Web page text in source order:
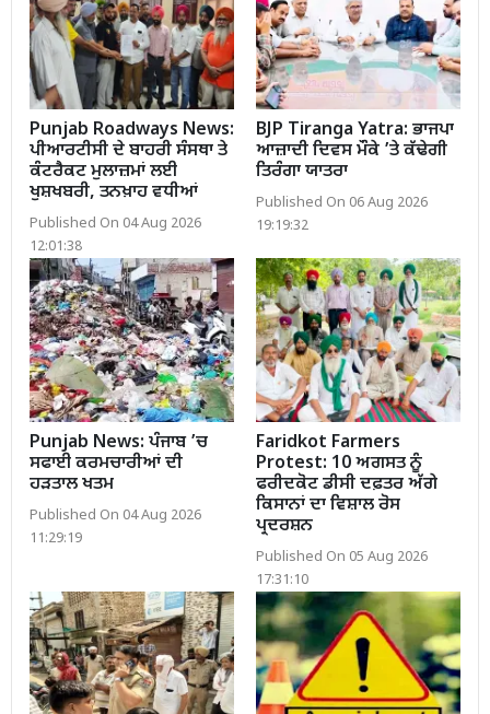
Punjab Roadways News:
ਪੀਆਰਟੀਸੀ ਦੇ ਬਾਹਰੀ ਸੰਸਥਾ ਤੇ
ਕੰਟਰੈਕਟ ਮੁਲਾਜ਼ਮਾਂ ਲਈ
ਖੁਸ਼ਖਬਰੀ, ਤਨਖ਼ਾਹ ਵਧੀਆਂ
Published On 04 Aug 2026
12:01:38
BJP Tiranga Yatra: ਭਾਜਪਾ
ਆਜ਼ਾਦੀ ਦਿਵਸ ਮੌਕੇ ’ਤੇ ਕੱਢੇਗੀ
ਤਿਰੰਗਾ ਯਾਤਰਾ
Published On 06 Aug 2026
19:19:32
Punjab News: ਪੰਜਾਬ ’ਚ
ਸਫਾਈ ਕਰਮਚਾਰੀਆਂ ਦੀ
ਹੜਤਾਲ ਖਤਮ
Published On 04 Aug 2026
11:29:19
Faridkot Farmers
Protest: 10 ਅਗਸਤ ਨੂੰ
ਫਰੀਦਕੋਟ ਡੀਸੀ ਦਫ਼ਤਰ ਅੱਗੇ
ਕਿਸਾਨਾਂ ਦਾ ਵਿਸ਼ਾਲ ਰੋਸ
ਪ੍ਰਦਰਸ਼ਨ
Published On 05 Aug 2026
17:31:10